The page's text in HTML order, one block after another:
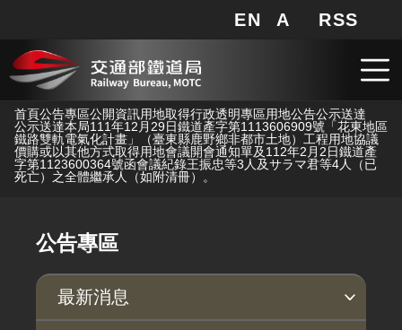
跳到主要內容
網站地圖
EN A 局長信箱
RSS
首頁公告專區公開資訊用地取得行政透明專區用地公告公示送達
公示送達本局111年12月29日鐵道產字第1113606909號「花東地區
鐵路雙軌電氣化計畫」（臺東縣鹿野鄉非都市土地）工程用地協議
價購或以其他方式取得用地會議開會通知單及112年2月2日鐵道產
字第1123600364號函會議紀錄王振忠等3人及サラマ君等4人（已
死亡）之全體繼承人（如附清冊）。
公告專區
最新消息